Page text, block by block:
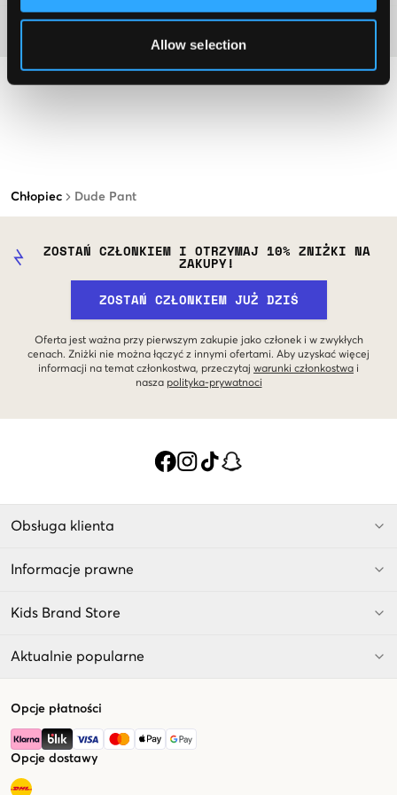
Allow selection
Chłopiec Dude Pant
ZOSTAŃ CZŁONKIEM I OTRZYMAJ 10% ZNIŻKI NA
ZAKUPY!
ZOSTAŃ CZŁONKIEM JUŻ DZIŚ
Oferta jest ważna przy pierwszym zakupie jako członek i w zwykłych
cenach. Zniżki nie można łączyć z innymi ofertami. Aby uzyskać więcej
informacji na temat członkostwa, przeczytaj warunki członkostwa i
nasza polityka-prywatnoci
Obsługa klienta
Informacje prawne
Kids Brand Store
Aktualnie popularne
Opcje płatności
Opcje dostawy